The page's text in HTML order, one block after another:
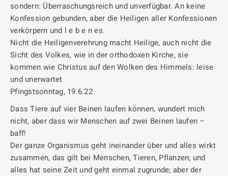
sondern: Überraschungsreich und unverfügbar. An keine
Konfession gebunden, aber die Heiligen aller Konfessionen
verkörpern und l e b e n es.
Nicht die Heiligenverehrung macht Heilige, auch nicht die
Sicht des Volkes, wie in der orthodoxen Kirche, sie
kommen wie Christus auf den Wolken des Himmels: leise
und unerwartet
Pfingstsonntag, 19.6.22
Dass Tiere auf vier Beinen laufen können, wundert mich
nicht, aber dass wir Menschen auf zwei Beinen laufen –
baff!
Der ganze Organismus geht ineinander über und alles wirkt
zusammen, das gilt bei Menschen, Tieren, Pflanzen; und
alles hat seine Zeit und geht einmal zugrunde; aber der